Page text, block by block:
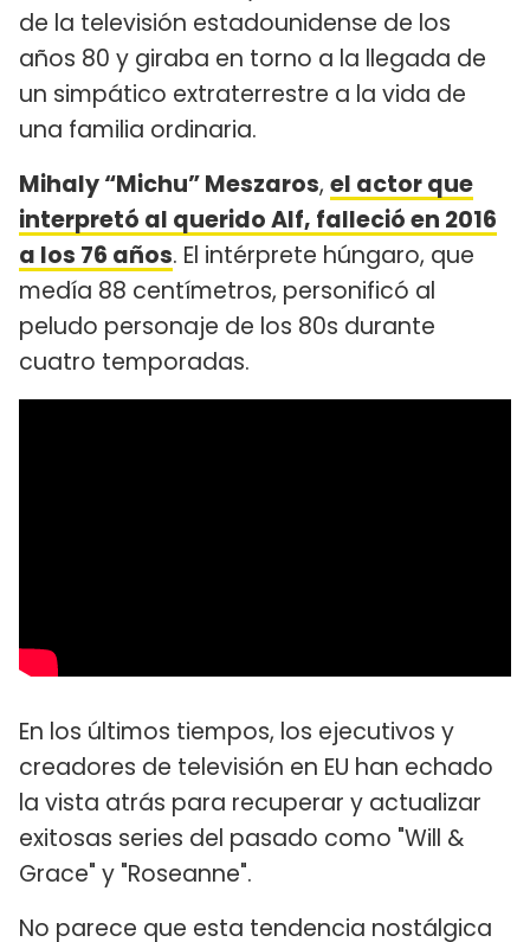
de la televisión estadounidense de los
años 80 y giraba en torno a la llegada de
un simpático extraterrestre a la vida de
una familia ordinaria.
Mihaly “Michu” Meszaros, el actor que
interpretó al querido Alf, falleció en 2016
a los 76 años. El intérprete húngaro, que
medía 88 centímetros, personificó al
peludo personaje de los 80s durante
cuatro temporadas.
En los últimos tiempos, los ejecutivos y
creadores de televisión en EU han echado
la vista atrás para recuperar y actualizar
exitosas series del pasado como "Will &
Grace" y "Roseanne".
No parece que esta tendencia nostálgica